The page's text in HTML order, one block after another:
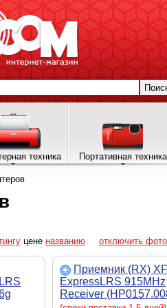
техника Портативная техника
цене названию отключить фото
Приемник (RX)
ExpressLRS 915MHz
Receiver